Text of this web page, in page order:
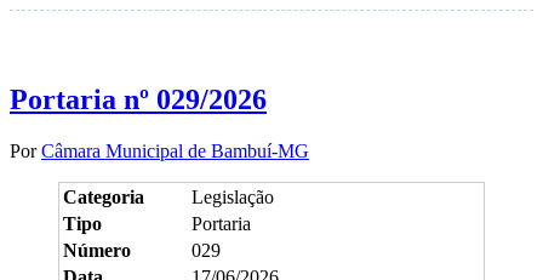
Portaria nº 029/2026
PorCâmara Municipal de Bambuí-MG
Categoria
Legislação
Tipo
Portaria
Número
029